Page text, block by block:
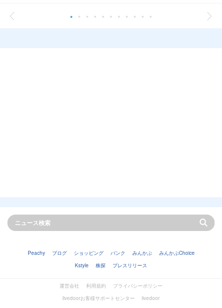
Peachy ブログ ショッピング バンク みんかぶ
みんかぶChoice
Kstyle
株探 プレスリリース
運営会社 利用規約
プライバシーポリシー
livedoorお客様サポートセンター
livedoor